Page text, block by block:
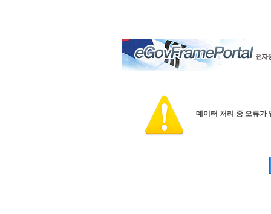
데이터 처리 중 오류가